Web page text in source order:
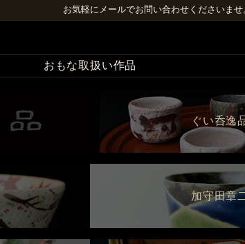
お気軽にメールでお問い合わせくださいま
おもな取扱い作品
ぐい呑逸
加守田章